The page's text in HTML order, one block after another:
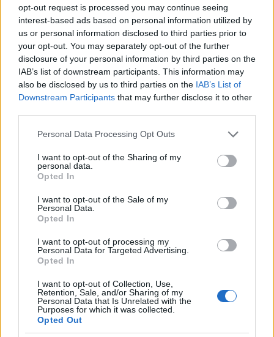
opt-out request is processed you may continue seeing
interest-based ads based on personal information utilized by
us or personal information disclosed to third parties prior to
your opt-out. You may separately opt-out of the further
disclosure of your personal information by third parties on the
IAB’s list of downstream participants. This information may
also be disclosed by us to third parties on the IAB’s List of
Downstream Participants that may further disclose it to other
Please note that this website/app uses one or more Google
not limited to your visit or usage behaviour. You may click to
grant or deny consent to Google and its third-party tags to
use your data for below specified purposes in below Google
consent section.
Personal Data Processing Opt Outs
I want to opt-out of the Sharing of my
personal data.
Opted In
I want to opt-out of the Sale of my
Personal Data.
Opted In
I want to opt-out of processing my
Personal Data for Targeted Advertising.
Opted In
I want to opt-out of Collection, Use,
Retention, Sale, and/or Sharing of my
Personal Data that Is Unrelated with the
Purposes for which it was collected.
Opted Out
Országos hírek
Itt az ÉVOSZ megoldása a hőhullámok és
az energiakrízis kezelésére
Minden, amit a GED Afrika projektről
Kihívások labirintusában
Országos hírek
felhasználta az emberiség a Föld egész
évre elegendő erőforrásait